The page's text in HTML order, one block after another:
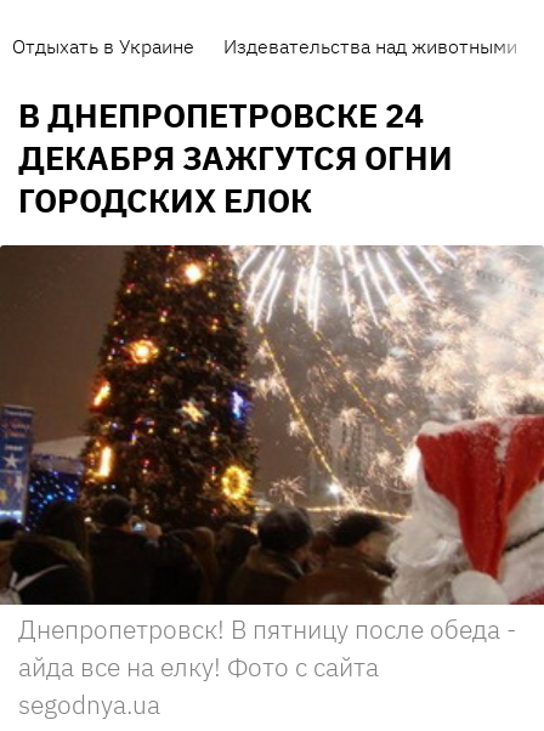
Отдыхать в Украине Издевательства над животными
В ДНЕПРОПЕТРОВСКЕ 24
ДЕКАБРЯ ЗАЖГУТСЯ ОГНИ
ГОРОДСКИХ ЕЛОК
Днепропетровск! В пятницу после обеда -
айда все на елку! Фото с сайта
segodnya.ua